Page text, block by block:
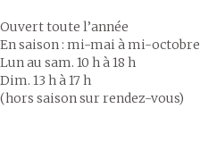
Ouvert toute l’année
En saison : mi-mai à mi-octobre
Lun au sam. 10 h à 18 h
Dim. 13 h à 17 h
(hors saison sur rendez-vous)